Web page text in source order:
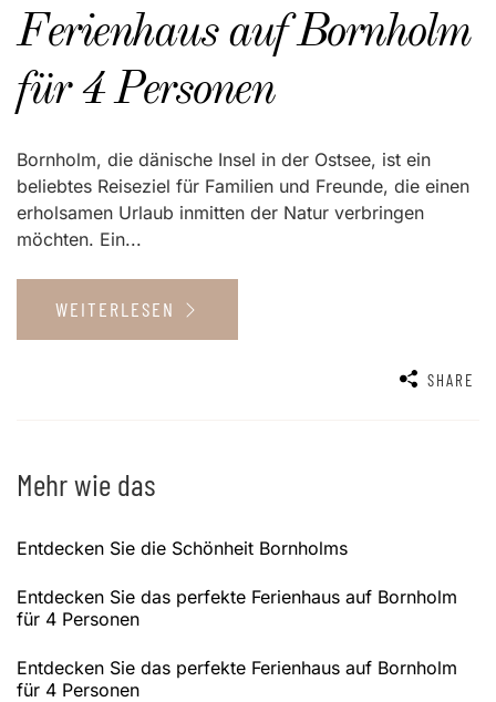
Ferienhaus auf Bornholm
für 4 Personen
Bornholm, die dänische Insel in der Ostsee, ist ein
beliebtes Reiseziel für Familien und Freunde, die einen
erholsamen Urlaub inmitten der Natur verbringen
möchten. Ein...
WEITERLESEN
SHARE
Mehr wie das
Entdecken Sie die Schönheit Bornholms
Entdecken Sie das perfekte Ferienhaus auf Bornholm
für 4 Personen
Entdecken Sie das perfekte Ferienhaus auf Bornholm
für 4 Personen